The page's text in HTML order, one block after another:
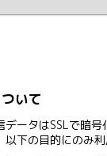
いて
ータはSSLで暗号
下の目的にのみ利